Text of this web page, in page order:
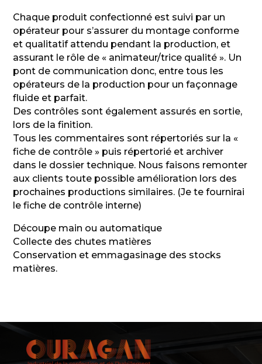
Chaque produit confectionné est suivi par un
opérateur pour s’assurer du montage conforme
et qualitatif attendu pendant la production, et
assurant le rôle de « animateur/trice qualité ». Un
pont de communication donc, entre tous les
opérateurs de la production pour un façonnage
fluide et parfait.
Des contrôles sont également assurés en sortie,
lors de la finition.
Tous les commentaires sont répertoriés sur la «
fiche de contrôle » puis répertorié et archiver
dans le dossier technique. Nous faisons remonter
aux clients toute possible amélioration lors des
prochaines productions similaires. (Je te fournirai
le fiche de contrôle interne)
Découpe main ou automatique
Collecte des chutes matières
Conservation et emmagasinage des stocks
matières.